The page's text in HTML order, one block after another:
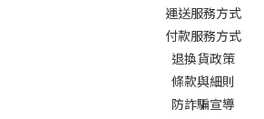
運送服務方式
付款服務方式
退換貨政策
條款與細則
防詐騙宣導